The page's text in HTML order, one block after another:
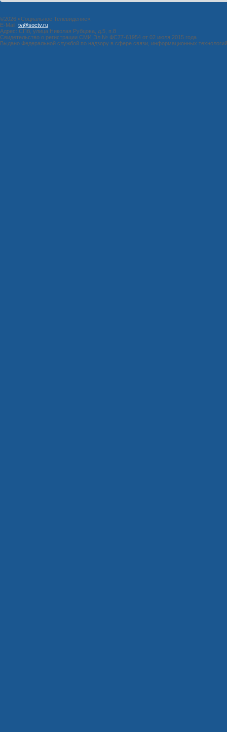
©2026 «Социальное Телевидение».
E-Mail: tv@soctv.ru
Адрес: СПб, улица Николая Рубцова, д.5, п.8
Свидетельство о регистрации СМИ Эл № ФС77-61954 от 02 июля 2015 года
Выдано Федеральной службой по надзору в сфере связи, информационных